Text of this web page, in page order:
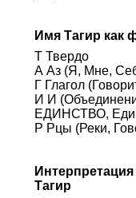
Имя Тагир как
Т Твердо
А Аз (Я, Мне,
Г Глагол
И И
ЕДИНСТВО,
Р Рцы (Реки,
Тагир